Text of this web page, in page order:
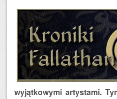
wyjątkowymi artystami.